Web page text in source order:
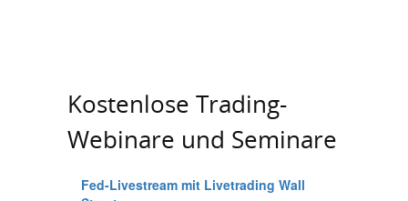
Kostenlose Trading-
Webinare und Seminare